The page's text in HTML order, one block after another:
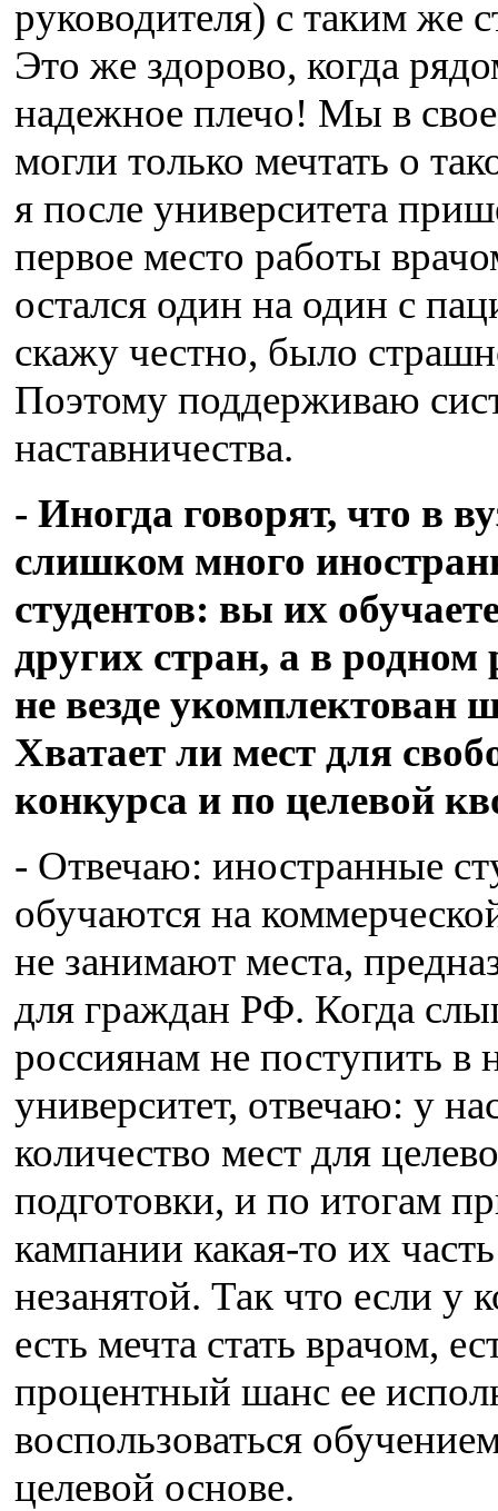
руководителя) с таким же
Это же здорово, когда
надежное плечо! Мы в
могли только мечтать о
я после университета
первое место работы
остался один на один с
скажу честно, было
Поэтому поддерживаю
наставничества.
- Иногда говорят, что в
слишком много
студентов: вы их
других стран, а в родном
не везде укомплектован
Хватает ли мест для
конкурса и по целевой
- Отвечаю: иностранные
обучаются на
не занимают места,
для граждан РФ. Когда
россиянам не поступить в
университет, отвечаю: у
количество мест для
подготовки, и по итогам
кампании какая-то их
незанятой. Так что если у
есть мечта стать врачом,
процентный шанс ее
воспользоваться
целевой основе.